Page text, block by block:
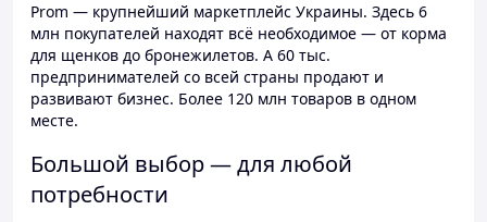
Prom — крупнейший маркетплейс Украины. Здесь 6
млн покупателей находят всё необходимое — от корма
для щенков до бронежилетов. А 60 тыс.
предпринимателей со всей страны продают и
развивают бизнес. Более 120 млн товаров в одном
месте.
Большой выбор — для любой
потребности